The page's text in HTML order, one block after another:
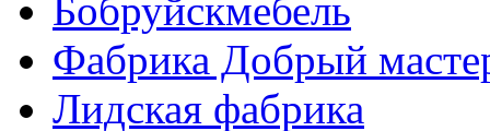
Бобруйскмебель
Фабрика Добрый
Лидская фабрика